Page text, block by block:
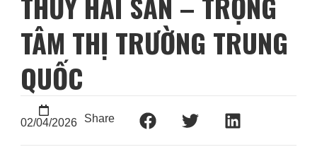
TÂM THỊ TRƯỜNG TRUNG
QUỐC
02/04/2026 Share